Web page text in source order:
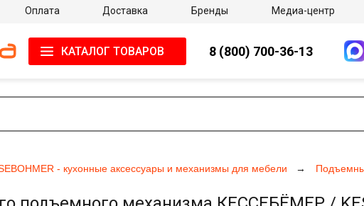
- кухонные аксессуары и механизмы для мебели
Оплата Доставка Бренды Медиа-центр
КАТАЛОГ ТОВАРОВ 8 (800) 700-36-13